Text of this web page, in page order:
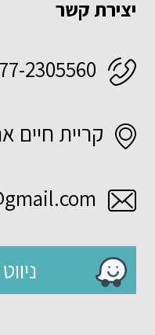
יצירת קשר
2305560
קריית חיים